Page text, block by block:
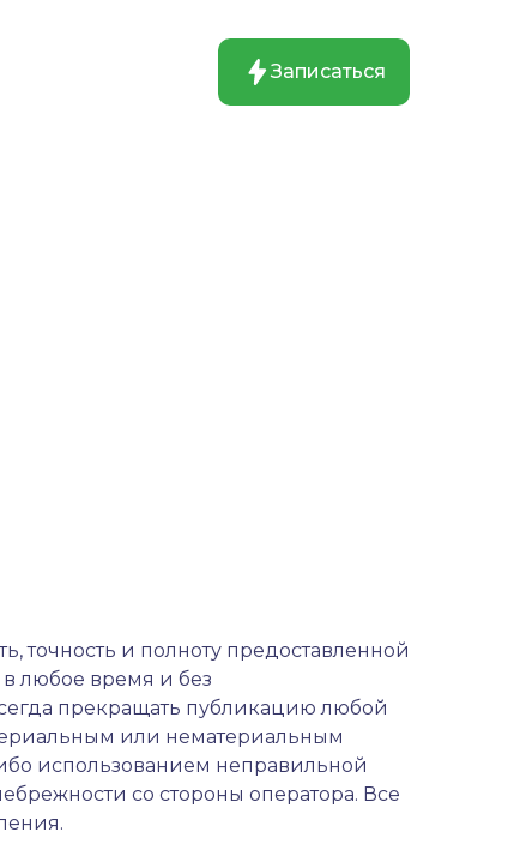
Записаться
точность и полноту предоставленной
в любое время и без
прекращать публикацию любой
или нематериальным
использованием неправильной
со стороны оператора. Все